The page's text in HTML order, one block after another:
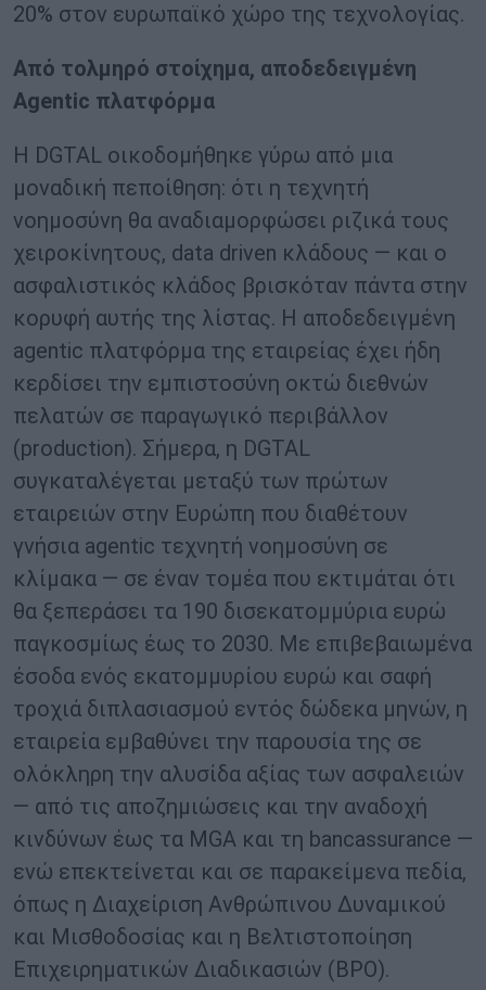
20% στον ευρωπαϊκό χώρο της τεχνολογίας.
Από τολμηρό στοίχημα, αποδεδειγμένη
Agentic πλατφόρμα
Η DGTAL οικοδομήθηκε γύρω από μια
μοναδική πεποίθηση: ότι η τεχνητή
νοημοσύνη θα αναδιαμορφώσει ριζικά τους
χειροκίνητους, data driven κλάδους — και ο
ασφαλιστικός κλάδος βρισκόταν πάντα στην
κορυφή αυτής της λίστας. Η αποδεδειγμένη
agentic πλατφόρμα της εταιρείας έχει ήδη
κερδίσει την εμπιστοσύνη οκτώ διεθνών
πελατών σε παραγωγικό περιβάλλον
(production). Σήμερα, η DGTAL
συγκαταλέγεται μεταξύ των πρώτων
εταιρειών στην Ευρώπη που διαθέτουν
γνήσια agentic τεχνητή νοημοσύνη σε
κλίμακα — σε έναν τομέα που εκτιμάται ότι
θα ξεπεράσει τα 190 δισεκατομμύρια ευρώ
παγκοσμίως έως το 2030. Με επιβεβαιωμένα
έσοδα ενός εκατομμυρίου ευρώ και σαφή
τροχιά διπλασιασμού εντός δώδεκα μηνών, η
εταιρεία εμβαθύνει την παρουσία της σε
ολόκληρη την αλυσίδα αξίας των ασφαλειών
— από τις αποζημιώσεις και την αναδοχή
κινδύνων έως τα MGA και τη bancassurance —
ενώ επεκτείνεται και σε παρακείμενα πεδία,
όπως η Διαχείριση Ανθρώπινου Δυναμικού
και Μισθοδοσίας και η Βελτιστοποίηση
Επιχειρηματικών Διαδικασιών (BPO).